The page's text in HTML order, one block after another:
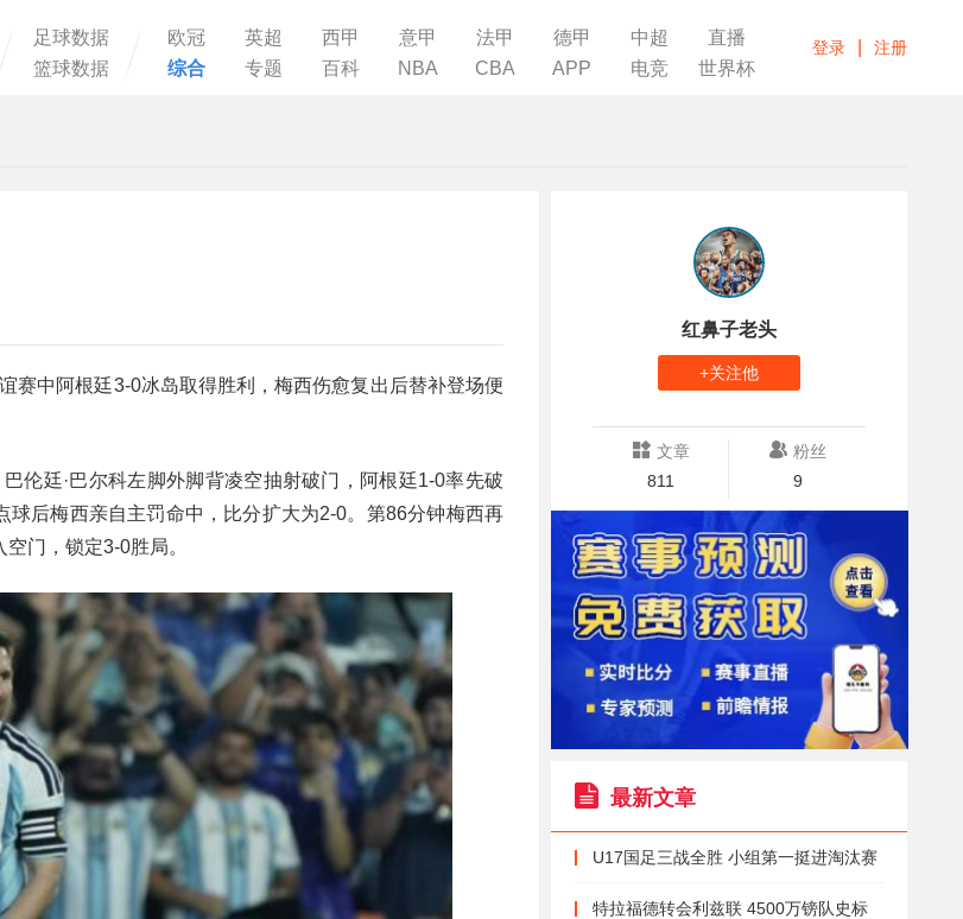
足球数据
篮球数据
欧冠 英超 西甲 意甲 法甲 德甲 中超
直播
综合
专题 百科 NBA CBA APP 电竞 世界杯
登录 注册
赛中阿根廷3-0冰岛取得胜利，梅西伤愈复出后替补登场便
伦廷·巴尔科左脚外脚背凌空抽射破门，阿根廷1-0率先破
后梅西亲自主罚命中，比分扩大为2-0。第86分钟‌梅西再
门，锁定3-0胜局。
红鼻子老头
+关注他
文章
811
粉丝
9
最新文章
U17国足三战全胜 小组第一挺进淘汰赛
特拉福德转会利兹联 4500万镑队史标